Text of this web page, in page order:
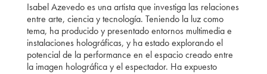
Isabel Azevedo es una artista que investiga las relaciones
entre arte, ciencia y tecnología. Teniendo la luz como
tema, ha producido y presentado entornos multimedia e
instalaciones holográficas, y ha estado explorando el
potencial de la performance en el espacio creado entre
la imagen holográfica y el espectador. Ha expuesto